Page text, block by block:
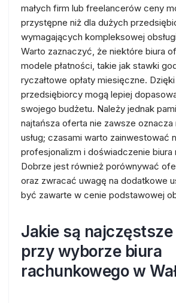
małych firm lub freelancerów ceny
przystępne niż dla dużych
wymagających kompleksowej
Warto zaznaczyć, że niektóre biura
modele płatności, takie jak stawki
ryczałtowe opłaty miesięczne.
przedsiębiorcy mogą lepiej
swojego budżetu. Należy jednak
najtańsza oferta nie zawsze oznacza
usług; czasami warto zainwestować
profesjonalizm i doświadczenie biura
Dobrze jest również porównywać
oraz zwracać uwagę na dodatkowe
być zawarte w cenie podstawowej
Jakie są najczęstsze
przy wyborze biura
rachunkowego w